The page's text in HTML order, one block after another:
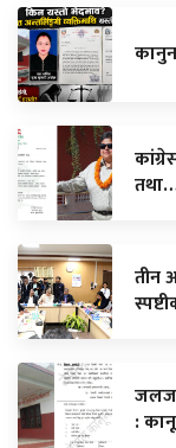
तीन
: